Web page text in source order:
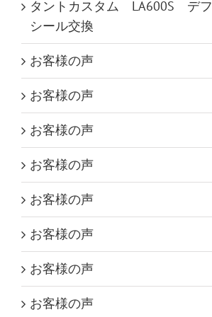
タントカスタム LA600S デ
シール交換
お客様の声
お客様の声
お客様の声
お客様の声
お客様の声
お客様の声
お客様の声
お客様の声